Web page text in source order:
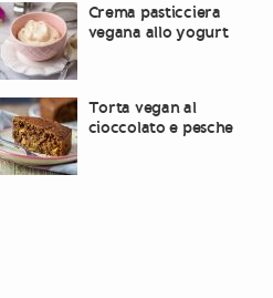
Crema pasticciera
vegana allo yogurt
Torta vegan al
cioccolato e pesche